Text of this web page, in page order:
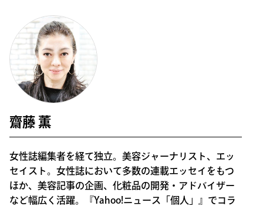
齋藤 薫
女性誌編集者を経て独立。美容ジャーナリスト、エッ
セイスト。女性誌において多数の連載エッセイをもつ
ほか、美容記事の企画、化粧品の開発・アドバイザー
など幅広く活躍。『Yahoo!ニュース「個人」』でコラ